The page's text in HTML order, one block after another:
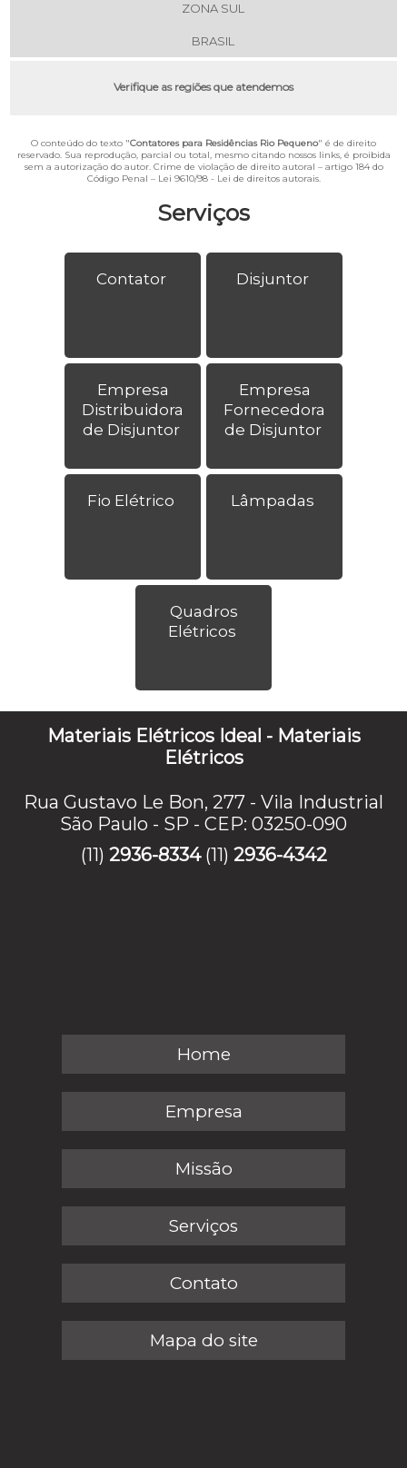
Serviços
Contator Disjuntor
Empresa
Distribuidora
de Disjuntor
Empresa
Fornecedora
de Disjuntor
Fio Elétrico Lâmpadas
Quadros
Elétricos
ZONA SUL
BRASIL
Verifique as regiões que atendemos
O conteúdo do texto "Contatores para Residências Rio Pequeno" é de direito
reservado. Sua reprodução, parcial ou total, mesmo citando nossos links, é proibida
sem a autorização do autor. Crime de violação de direito autoral – artigo 184 do
Código Penal – Lei 9610/98 - Lei de direitos autorais.
Materiais Elétricos Ideal - Materiais
Elétricos
Rua Gustavo Le Bon, 277 - Vila Industrial
São Paulo - SP - CEP: 03250-090
(11) 2936-8334 (11) 2936-4342
Home
Empresa
Missão
Serviços
Contato
Mapa do site